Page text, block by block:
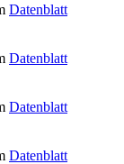
Datenblatt
Datenblatt
Datenblatt
Datenblatt